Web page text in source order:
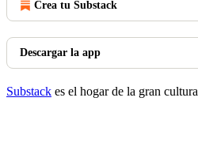
Crea tu Substack
Descargar la app
Substack es el hogar de la gran cultura